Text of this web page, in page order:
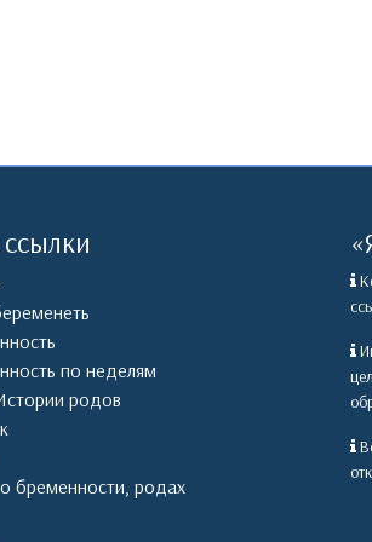
по неделям
родов
бременности, родах
«